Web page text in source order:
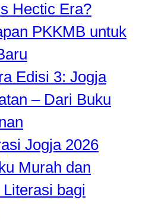
Hectic Era?
PKKMB untuk
Edisi 3: Jogja
– Dari Buku
Jogja 2026
Murah dan
bagi